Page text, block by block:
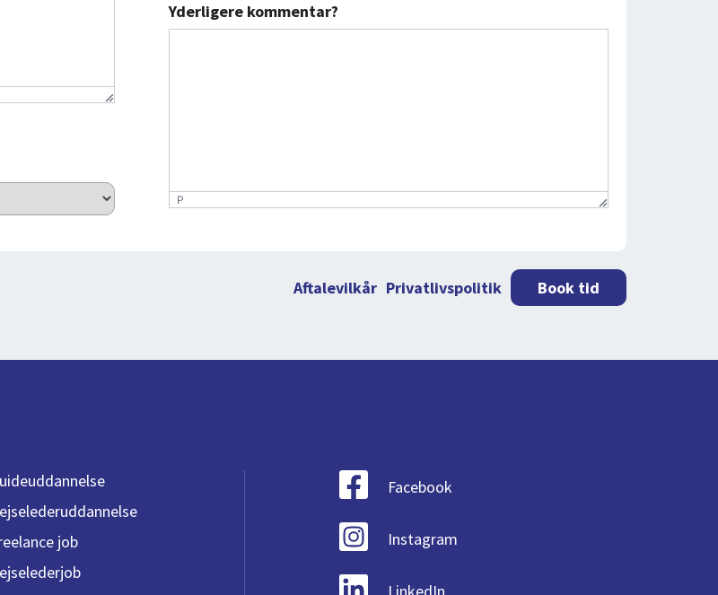
Yderligere kommentar?
P
Aftalevilkår Privatlivspolitik Book tid
job
Facebook
Instagram